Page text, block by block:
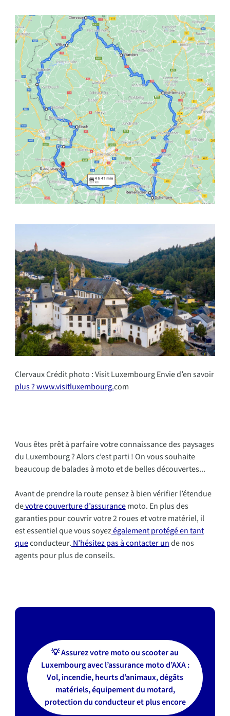
Clervaux Crédit photo : Visit Luxembourg Envie d’en savoir
plus ? www.visitluxembourg.com
Vous êtes prêt à parfaire votre connaissance des paysages
du Luxembourg ? Alors c’est parti ! On vous souhaite
beaucoup de balades à moto et de belles découvertes...
Avant de prendre la route pensez à bien vérifier l’étendue
devotre couverture d’assurancemoto. En plus des
garanties pour couvrir votre 2 roues et votre matériel, il
est essentiel que vous soyezégalement protégé en tant
queconducteur. N’hésitez pas à contacter unde nos
agents pour plus de conseils.
💡 Assurez votre moto ou scooter au
Luxembourg avec l’assurance moto d’AXA :
Vol, incendie, heurts d’animaux, dégâts
matériels, équipement du motard,
protection du conducteur et plus encore